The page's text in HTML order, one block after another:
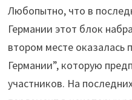
Любопытно, что в
Германии этот блок
втором месте оказалась
Германии”, которую
участников. На